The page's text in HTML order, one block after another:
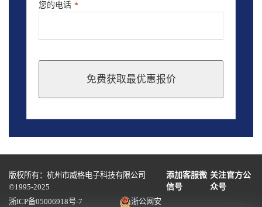
您的电话 *
免费获取最优惠报价
should
blank
版权所有：杭州市威格电子科技有限公司
©1995-2025
添加客服微
信号
关注官方公
众号
浙ICP备05006918号-7
浙公网安